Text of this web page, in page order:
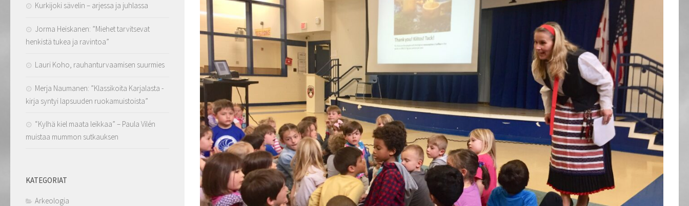
Kurkijoki sävelin – arjessa ja juhlassa
Jorma Heiskanen: ”Miehet tarvitsevat
henkistä tukea ja ravintoa”
Lauri Koho, rauhanturvaamisen suurmies
Merja Naumanen: ”Klassikoita Karjalasta -
kirja syntyi lapsuuden ruokamuistoista”
“Kylhä kiel maata leikkaa” – Paula Vilén
muistaa mummon sutkauksen
KATEGORIAT
Arkeologia